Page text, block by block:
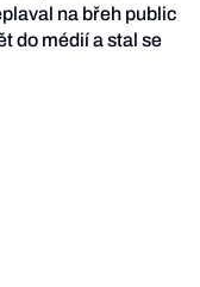
na břeh public
do médií a stal se